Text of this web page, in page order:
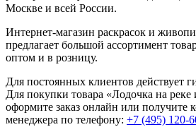
Москве и всей России.
Интернет-магазин раскрасок и
предлагает большой ассортимент
оптом и в розницу.
Для постоянных клиентов действует
Для покупки товара «Лодочка на реке
оформите заказ онлайн или получите
менеджера по телефону: +7 (495) 120-